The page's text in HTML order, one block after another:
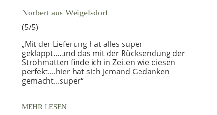
Norbert aus Weigelsdorf
(5/5)
„Mit der Lieferung hat alles super
geklappt....und das mit der Rücksendung der
Strohmatten finde ich in Zeiten wie diesen
perfekt....hier hat sich Jemand Gedanken
gemacht...super“
MEHR LESEN